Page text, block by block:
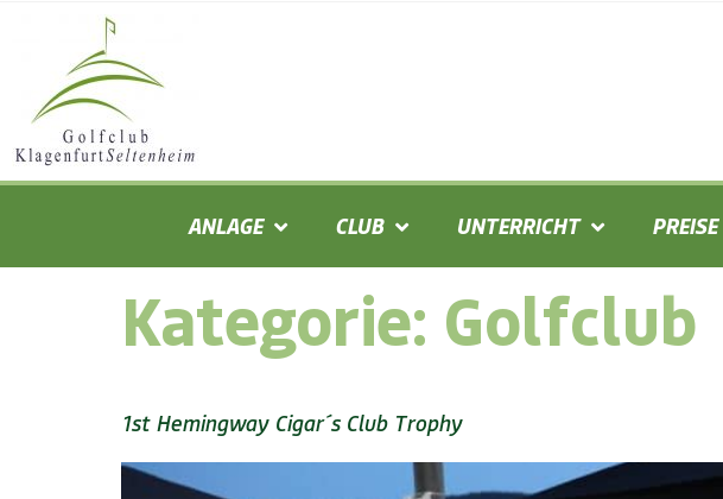
ANLAGE CLUB UNTERRICHT PREISE
Kategorie: Golfclub
1st Hemingway Cigar´s Club Trophy